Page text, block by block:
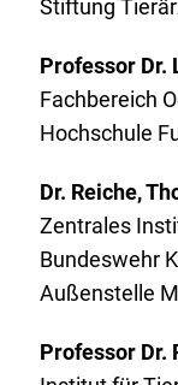
Stiftung
Professor Dr.
Fachbereich
Hochschule
Dr. Reiche,
Zentrales
Bundeswehr
Außenstelle
Professor Dr.